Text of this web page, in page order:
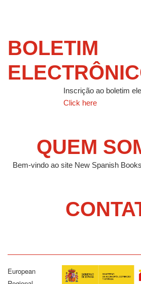
BOLETIM
Inscrição ao boletim
Click here
QUEM
Bem-vindo ao site New Spanish
European